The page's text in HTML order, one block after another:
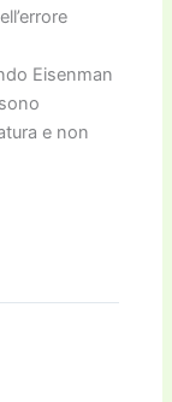
Eisenman
sono
e non